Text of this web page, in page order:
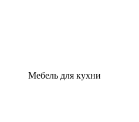
Мебель для кухни